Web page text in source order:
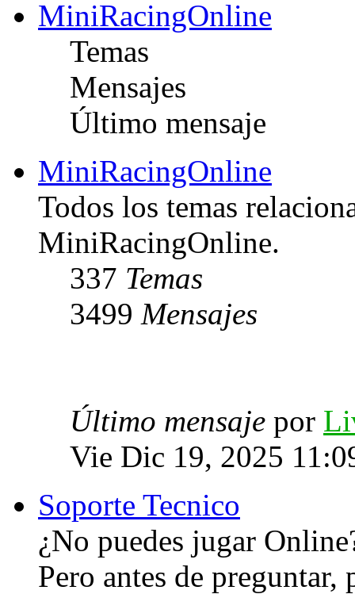
MiniRacingOnline
Temas
Mensajes
Último mensaje
MiniRacingOnline
Todos los temas
MiniRacingOnline.
337 Temas
3499 Mensajes
Último mensaje por
Vie Dic 19, 2025
Soporte Tecnico
¿No puedes jugar
Pero antes de